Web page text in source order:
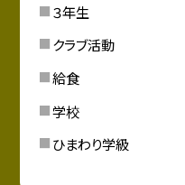
３年生
クラブ活動
給食
学校
ひまわり学級